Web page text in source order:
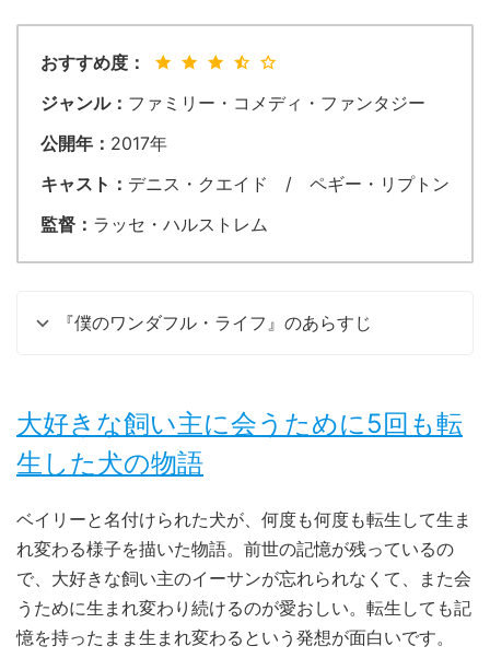
おすすめ度：
ジャンル： ファミリー・コメディ・ファンタジー
公開年： 2017年
キャスト： デニス・クエイド / ペギー・リプトン
監督： ラッセ・ハルストレム
『僕のワンダフル・ライフ』のあらすじ
大好きな飼い主に会うために5回も転
生した犬の物語
ベイリーと名付けられた犬が、何度も何度も転生して生ま
れ変わる様子を描いた物語。前世の記憶が残っているの
で、大好きな飼い主のイーサンが忘れられなくて、また会
うために生まれ変わり続けるのが愛おしい。転生しても記
憶を持ったまま生まれ変わるという発想が面白いです。